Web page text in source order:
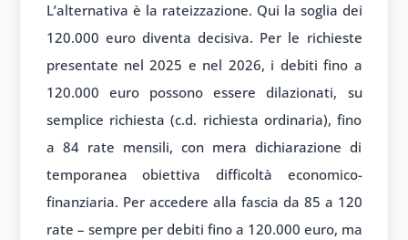
L’alternativa è la rateizzazione. Qui la soglia dei
120.000 euro diventa decisiva. Per le richieste
presentate nel 2025 e nel 2026, i debiti fino a
120.000 euro possono essere dilazionati, su
semplice richiesta (c.d. richiesta ordinaria), fino
a 84 rate mensili, con mera dichiarazione di
temporanea obiettiva difficoltà economico-
finanziaria. Per accedere alla fascia da 85 a 120
rate – sempre per debiti fino a 120.000 euro, ma